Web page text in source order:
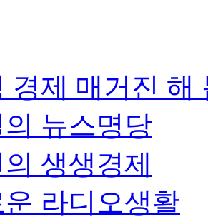
경제 매거진 해
뉴스명당
생생경제
라디오생활